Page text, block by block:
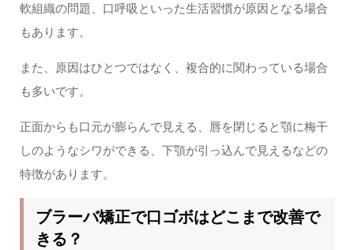
軟組織の問題、口呼吸といった生活習慣が原因となる場合
もあります。
また、原因はひとつではなく、複合的に関わっている場合
も多いです。
正面からも口元が膨らんで見える、唇を閉じると顎に梅干
しのようなシワができる、下顎が引っ込んで見えるなどの
特徴があります。
ブラーバ矯正で口ゴボはどこまで改善で
きる？